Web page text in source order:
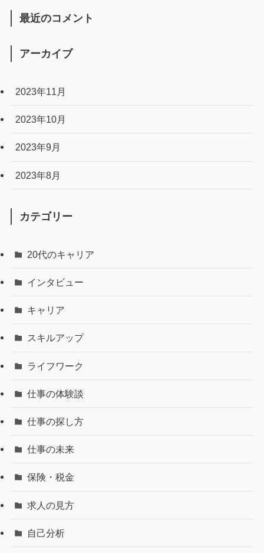
最近のコメント
アーカイブ
2023年11月
2023年10月
2023年9月
2023年8月
カテゴリー
20代のキャリア
インタビュー
キャリア
スキルアップ
ライフワーク
仕事の体験談
仕事の探し方
仕事の未来
保険・税金
求人の見方
自己分析